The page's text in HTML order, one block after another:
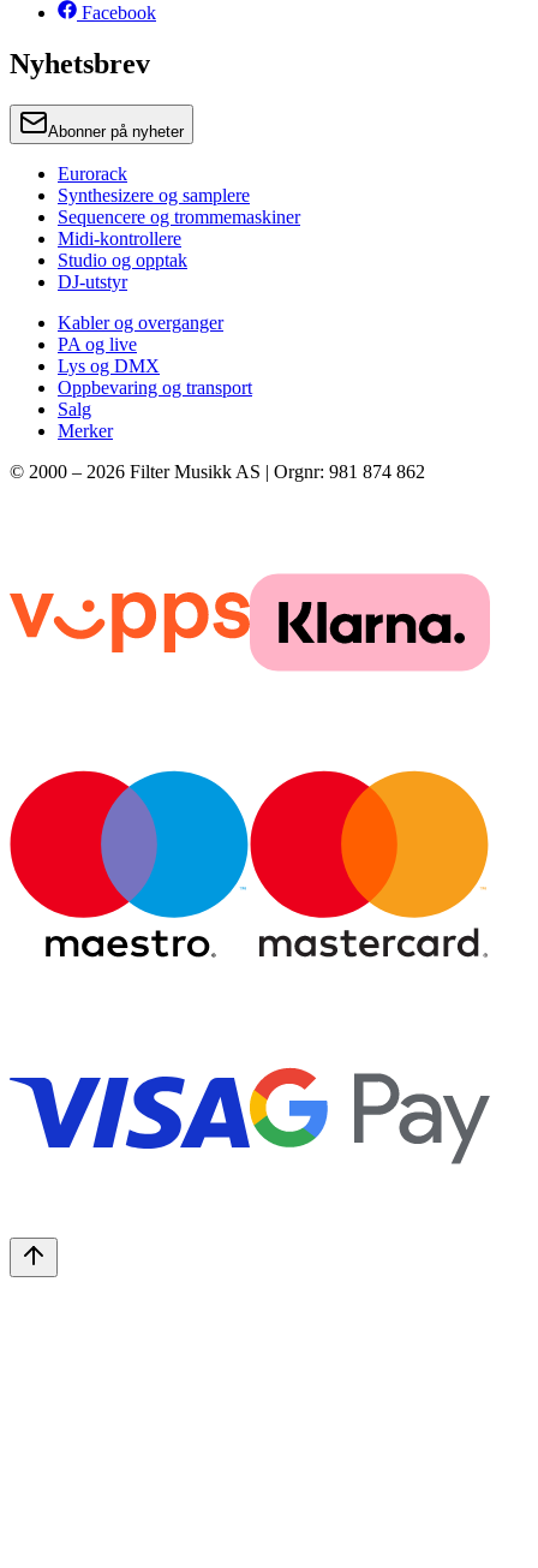
Facebook
Nyhetsbrev
Abonner på nyheter
Eurorack
Synthesizere og samplere
Sequencere og trommemaskiner
Midi-kontrollere
Studio og opptak
DJ-utstyr
Kabler og overganger
PA og live
Lys og DMX
Oppbevaring og transport
Salg
Merker
© 2000 – 2026 Filter Musikk AS | Orgnr: 981 874 862